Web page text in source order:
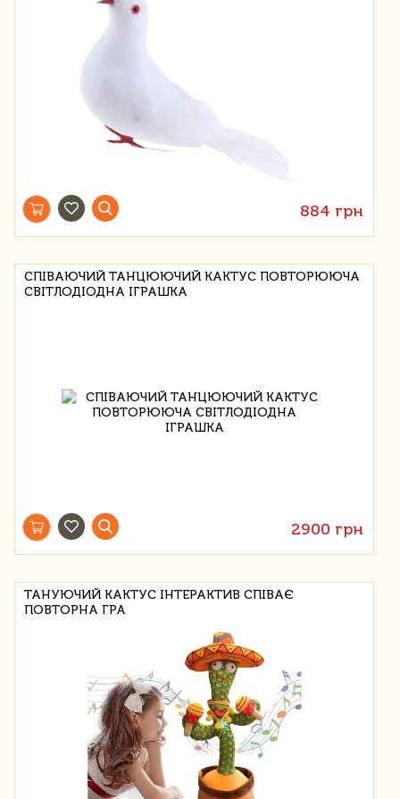
884 грн
СПІВАЮЧИЙ ТАНЦЮЮЧИЙ КАКТУС ПОВТОРЮЮЧА
СВІТЛОДІОДНА ІГРАШКА
2900 грн
ТАНУЮЧИЙ КАКТУС ІНТЕРАКТИВ СПІВАЄ
ПОВТОРНА ГРА